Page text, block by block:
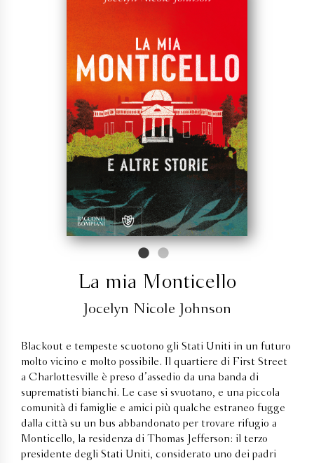
La mia Monticello
Jocelyn Nicole Johnson
Blackout e tempeste scuotono gli Stati Uniti in un futuro
molto vicino e molto possibile. Il quartiere di First Street
a Charlottesville è preso d’assedio da una banda di
suprematisti bianchi. Le case si svuotano, e una piccola
comunità di famiglie e amici più qualche estraneo fugge
dalla città su un bus abbandonato per trovare rifugio a
Monticello, la residenza di Thomas Jefferson: il terzo
presidente degli Stati Uniti, considerato uno dei padri